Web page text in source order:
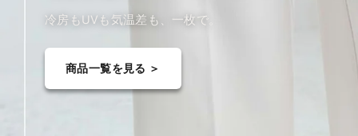
冷房もUVも気温差も、一枚で。
商品一覧を見る ＞